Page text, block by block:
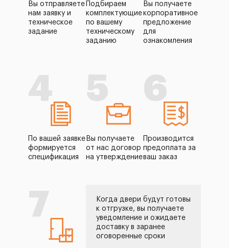
Вы отправляете
нам заявку и
техническое
задание
Подбираем
комплектующие
по вашему
техническому
заданию
Вы получаете
корпоративное
предложение
для
ознакомления
4
По вашей заявке
формируется
спецификация
5
Вы получаете
от нас договор
на утверждение
6
Производится
предоплата за
ваш заказ
7
Когда двери будут готовы
к отгрузке, вы получаете
уведомление и ожидаете
доставку в заранее
оговоренные сроки